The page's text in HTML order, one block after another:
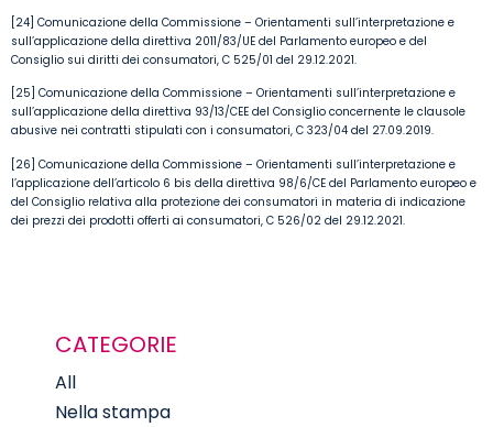
[24] Comunicazione della Commissione – Orientamenti sull’interpretazione e
sull’applicazione della direttiva 2011/83/UE del Parlamento europeo e del
Consiglio sui diritti dei consumatori, C 525/01 del 29.12.2021.
[25] Comunicazione della Commissione – Orientamenti sull’interpretazione e
sull’applicazione della direttiva 93/13/CEE del Consiglio concernente le clausole
abusive nei contratti stipulati con i consumatori, C 323/04 del 27.09.2019.
[26] Comunicazione della Commissione – Orientamenti sull’interpretazione e
l’applicazione dell’articolo 6 bis della direttiva 98/6/CE del Parlamento europeo e
del Consiglio relativa alla protezione dei consumatori in materia di indicazione
dei prezzi dei prodotti offerti ai consumatori, C 526/02 del 29.12.2021.
CATEGORIE
All
Nella stampa